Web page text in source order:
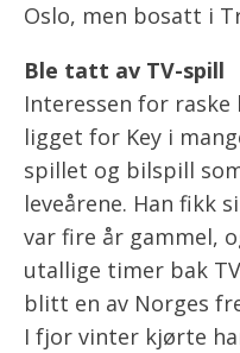
Oslo, men bosatt i
Ble tatt av TV-spill
Interessen for
ligget for Key i
spillet og bilspill
leveårene. Han fikk
var fire år gammel,
utallige timer bak
blitt en av Norges
I fjor vinter kjørte